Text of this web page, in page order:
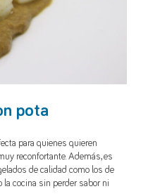
pota
para quienes quieren
reconfortante. Además, es
de calidad como los de
la cocina sin perder sabor ni